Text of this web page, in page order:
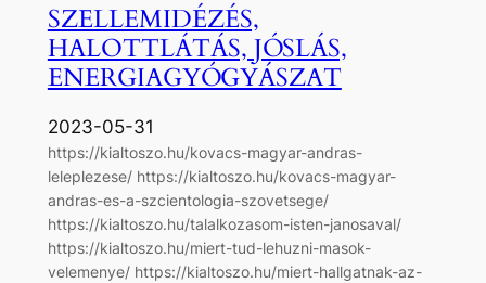
SZELLEMIDÉZÉS,
HALOTTLÁTÁS, JÓSLÁS,
ENERGIAGYÓGYÁSZAT
2023-05-31
https://kialtoszo.hu/kovacs-magyar-andras-
leleplezese/ https://kialtoszo.hu/kovacs-magyar-
andras-es-a-szcientologia-szovetsege/
https://kialtoszo.hu/talalkozasom-isten-janosaval/
https://kialtoszo.hu/miert-tud-lehuzni-masok-
velemenye/ https://kialtoszo.hu/miert-hallgatnak-az-